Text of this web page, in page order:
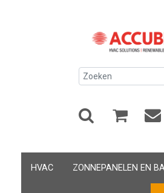
HVAC ZONNEPANELEN EN